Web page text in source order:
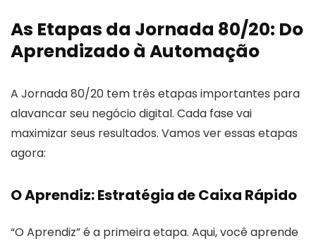
As Etapas da Jornada 80/20: Do
Aprendizado à Automação
A Jornada 80/20 tem três etapas importantes para
alavancar seu negócio digital. Cada fase vai
maximizar seus resultados. Vamos ver essas etapas
agora:
O Aprendiz: Estratégia de Caixa Rápido
“O Aprendiz” é a primeira etapa. Aqui, você aprende